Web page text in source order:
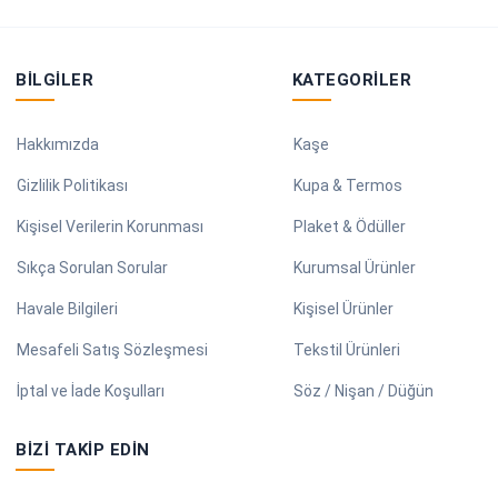
BILGILER
Hakkımızda
Gizlilik Politikası
Kişisel Verilerin Korunması
Sıkça Sorulan Sorular
Havale Bilgileri
Mesafeli Satış Sözleşmesi
İptal ve İade Koşulları
KATEGORILER
Kaşe
Kupa & Termos
Plaket & Ödüller
Kurumsal Ürünler
Kişisel Ürünler
Tekstil Ürünleri
Söz / Nişan / Düğün
BIZI TAKIP EDIN